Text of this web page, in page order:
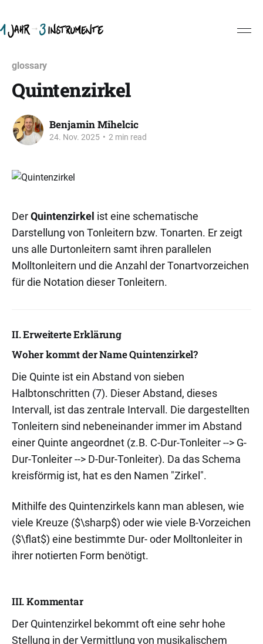
glossary
Quintenzirkel
Benjamin Mihelcic
24. Nov. 2025 • 2 min read
DerQuintenzirkel ist eine schematische
Darstellung von Tonleitern bzw. Tonarten. Er zeigt
uns alle Durtonleitern samt ihren parallelen
Molltonleitern und die Anzahl der Tonartvorzeichen
für die Notation dieser Tonleitern.
II. Erweiterte Erklärung
Woher kommt der Name Quintenzirkel?
Die Quinte ist ein Abstand von sieben
Halbtonschritten (7). Dieser Abstand, dieses
Intervall, ist das zentrale Intervall. Die dargestellten
Tonleitern sind nebeneinander immer im Abstand
einer Quinte angeordnet (z.B. C-Dur-Tonleiter --> G-
Dur-Tonleiter --> D-Dur-Tonleiter). Da das Schema
kreisförmig ist, hat es den Namen "Zirkel".
Mithilfe des Quintenzirkels kann man ablesen, wie
viele Kreuze ($\sharp$) oder wie viele B-Vorzeichen
($\flat$) eine bestimmte Dur- oder Molltonleiter in
ihrer notierten Form benötigt.
III. Kommentar
Der Quintenzirkel bekommt oft eine sehr hohe
Stellung in der Vermittlung von musikalischem